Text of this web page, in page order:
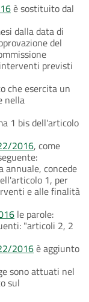
è sostituito dal
dalla data di
del
previsti
che esercita un
nella
1 bis dell'articolo
2016, come
annuale, concede
1, per
e alle finalità
le parole:
"articoli 2, 2
2016è aggiunto
sono attuati nel
sul